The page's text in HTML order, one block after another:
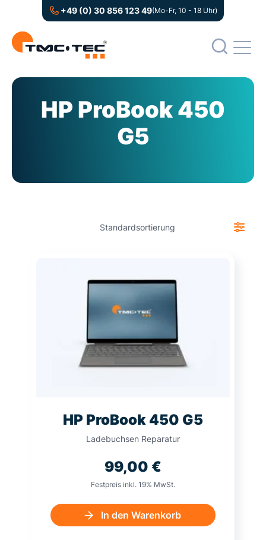
+49 (0) 30 856 123 49(Mo-Fr, 10 - 18 Uhr)
HP ProBook 450
G5
HP ProBook 450 G5
Ladebuchsen Reparatur
99,00 €
Festpreis inkl. 19% MwSt.
In den Warenkorb